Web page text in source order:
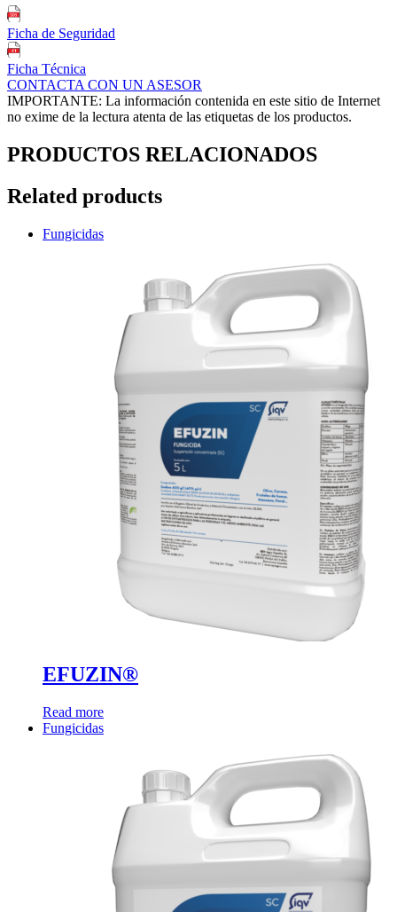
Ficha de Seguridad
Ficha Técnica
CONTACTA CON UN ASESOR
IMPORTANTE: La información contenida en este sitio de Internet
no exime de la lectura atenta de las etiquetas de los productos.
PRODUCTOS RELACIONADOS
Related products
Fungicidas
EFUZIN®
Read more
Fungicidas